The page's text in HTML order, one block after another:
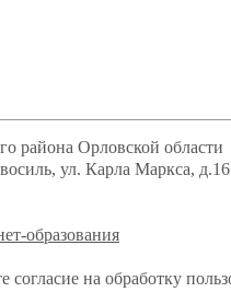
района Орловской области
ул. Карла Маркса, д.16
образования
на обработку